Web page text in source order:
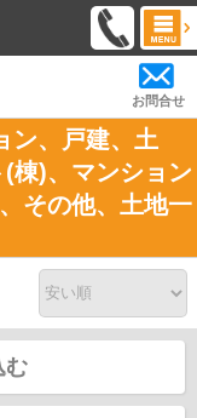
お問合せ
ン、戸建、土
棟)、マンション
その他、土地一
む